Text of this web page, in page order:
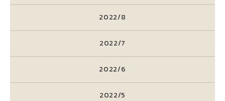
2022/8
2022/7
2022/6
2022/5